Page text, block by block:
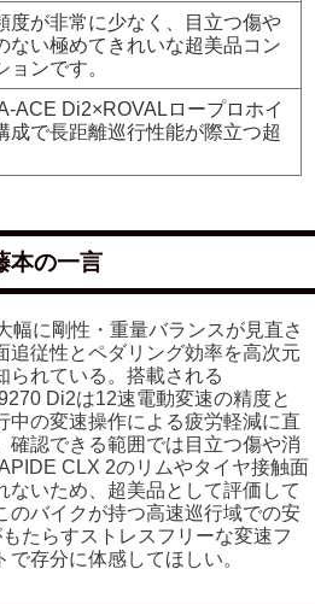
度が非常に少なく、目立つ傷や
ない極めてきれいな超美品コン
ョンです。
ACE Di2×ROVALロープロホイ
成で長距離巡行性能が際立つ超
本の一言
幅に剛性・重量バランスが見直さ
追従性とペダリング効率を高次元
られている。搭載される
Di2は12速電動変速の精度と
中の変速操作による疲労軽減に直
確認できる範囲では目立つ傷や消
CLX 2のリムやタイヤ接触面
ないため、超美品として評価して
のバイクが持つ高速巡行域での安
たらすストレスフリーな変速フ
存分に体感してほしい。